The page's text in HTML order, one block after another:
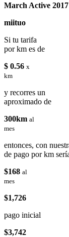
March Active 2017
miituo
Si tu tarifa
por km es de
$ 0.56 x
km
y recorres un
aproximado de
300km al
mes
entonces, con
de pago por km
$168 al
mes
$1,726
pago inicial
$3,742